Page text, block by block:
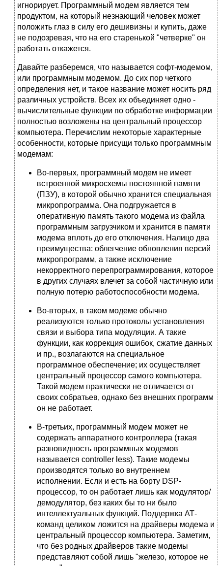
игнорирует. Программный модем является тем
продуктом, на который незнающий человек может
положить глаз в силу его дешивизны и купить, даже
не подозревая, что на его старенькой "четверке" он
работать откажется.
Давайте разберемся, что называется софт-модемом,
или программным модемом. До сих пор четкого
определения нет, и такое название может носить ряд
различных устройств. Всех их объединяет одно -
вычислительные функции по обработке информации
полностью возложены на центральный процессор
компьютера. Перечислим некоторые характерные
особенности, которые присущи только программным
модемам:
Во-первых, программный модем не имеет
встроенной микросхемы постоянной памяти
(ПЗУ), в которой обычно хранится специальная
микропрограмма. Она подгружается в
оперативную память такого модема из файла
программным загрузчиком и хранится в памяти
модема вплоть до его отключения. Налицо два
преимущества: облегчение обновления версий
микропрограмм, а также исключение
некорректного перепрограммирования, которое
в других случаях влечет за собой частичную или
полную потерю работоспособности модема.
Во-вторых, в таком модеме обычно
реализуются только протоколы установления
связи и выбора типа модуляции. А такие
функции, как коррекция ошибок, сжатие данных
и пр., возлагаются на специальное
программное обеспечение; их осуществляет
центральный процессор самого компьютера.
Такой модем практически не отличается от
своих собратьев, однако без внешних программ
он не работает.
В-третьих, программный модем может не
содержать аппаратного контроллера (такая
разновидность программных модемов
называется controller less). Такие модемы
производятся только во внутреннем
исполнении. Если и есть на борту DSP-
процессор, то он работает лишь как модулятор/
демодулятор, без каких бы то ни было
интеллектуальных функций. Поддержка АТ-
команд целиком ложится на драйверы модема и
центральный процессор компьютера. Заметим,
что без родных драйверов такие модемы
представляют собой лишь "железо, которое не